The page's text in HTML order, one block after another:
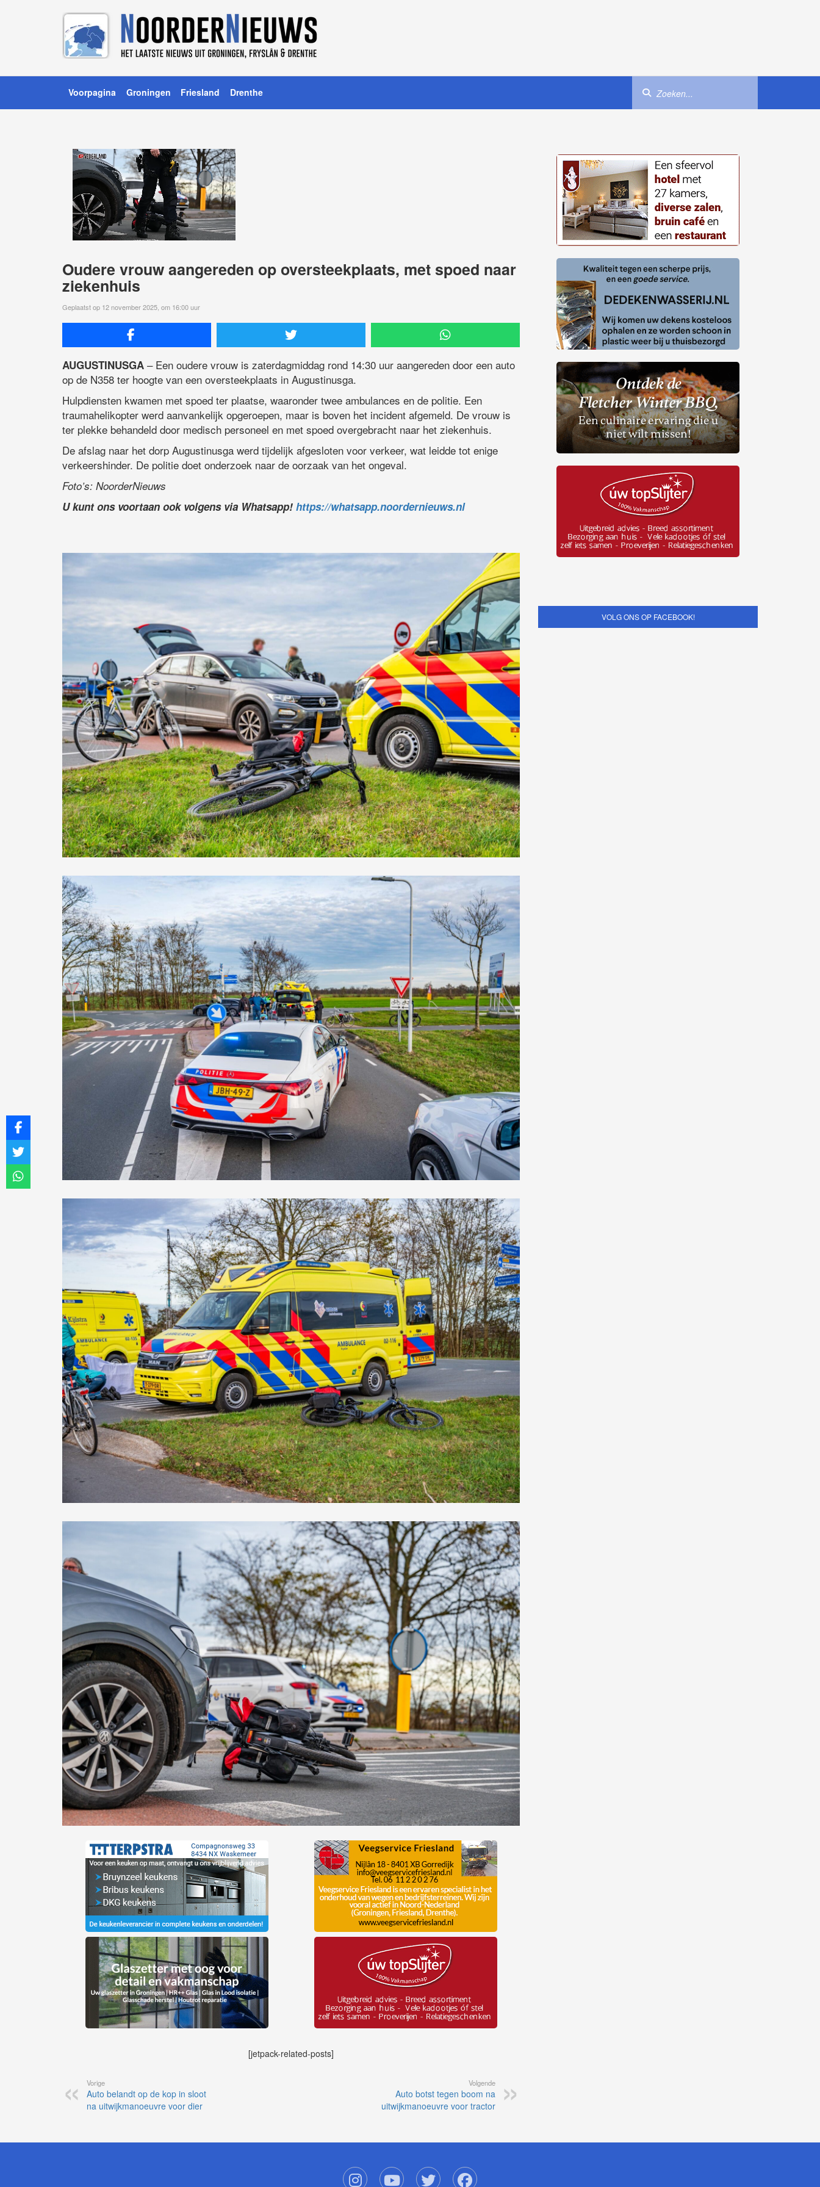
Voorpagina Groningen Friesland Drenthe
Oudere vrouw aangereden op oversteekplaats, met spoed naar
ziekenhuis
Geplaatst op 12 november 2025, om 16:00 uur
AUGUSTINUSGA – Een oudere vrouw is zaterdagmiddag rond 14:30 uur aangereden door een auto
op de N358 ter hoogte van een oversteekplaats in Augustinusga.
Hulpdiensten kwamen met spoed ter plaatse, waaronder twee ambulances en de politie. Een
traumahelikopter werd aanvankelijk opgeroepen, maar is boven het incident afgemeld. De vrouw is
ter plekke behandeld door medisch personeel en met spoed overgebracht naar het ziekenhuis.
De afslag naar het dorp Augustinusga werd tijdelijk afgesloten voor verkeer, wat leidde tot enige
verkeershinder. De politie doet onderzoek naar de oorzaak van het ongeval.
Foto’s: NoorderNieuws
U kunt ons voortaan ook volgens via Whatsapp! https://whatsapp.noordernieuws.nl
[jetpack-related-posts]
Vorige
Auto belandt op de kop in sloot
na uitwijkmanoeuvre voor dier
Volgende
Auto botst tegen boom na
uitwijkmanoeuvre voor tractor
VOLG ONS OP FACEBOOK!